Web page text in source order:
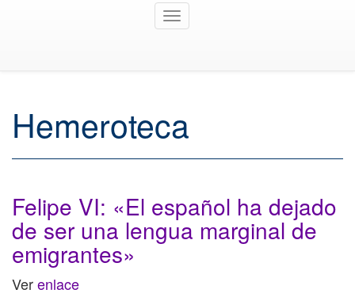
Toggle
Hemeroteca
Felipe VI: «El español ha dejado
de ser una lengua marginal de
emigrantes»
Verenlace